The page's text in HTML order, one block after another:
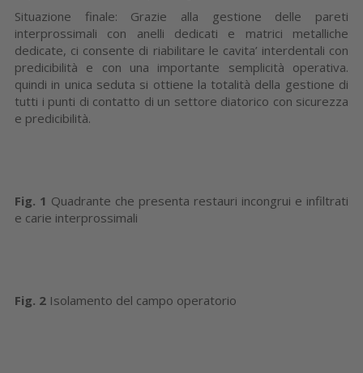
Situazione finale: Grazie alla gestione delle pareti
interprossimali con anelli dedicati e matrici metalliche
dedicate, ci consente di riabilitare le cavita’ interdentali con
predicibilità e con una importante semplicità operativa.
quindi in unica seduta si ottiene la totalità della gestione di
tutti i punti di contatto di un settore diatorico con sicurezza
e predicibilità.
Fig. 1 Quadrante che presenta restauri incongrui e infiltrati
e carie interprossimali
Fig. 2 Isolamento del campo operatorio